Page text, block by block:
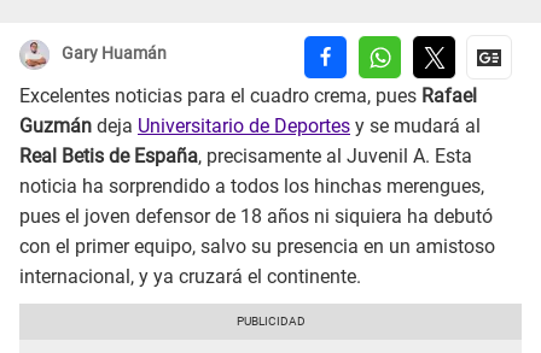
Gary Huamán
Excelentes noticias para el cuadro crema, pues Rafael
Guzmán deja Universitario de Deportes y se mudará al
Real Betis de España, precisamente al Juvenil A. Esta
noticia ha sorprendido a todos los hinchas merengues,
pues el joven defensor de 18 años ni siquiera ha debutó
con el primer equipo, salvo su presencia en un amistoso
internacional, y ya cruzará el continente.